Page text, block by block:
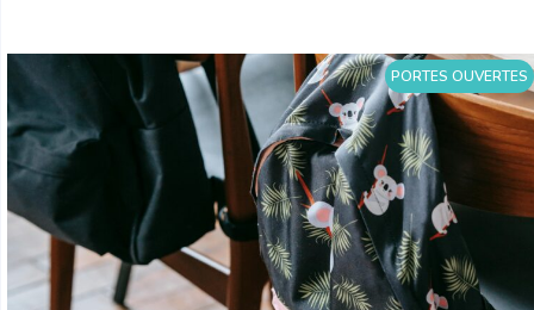
PORTES OUVERTES